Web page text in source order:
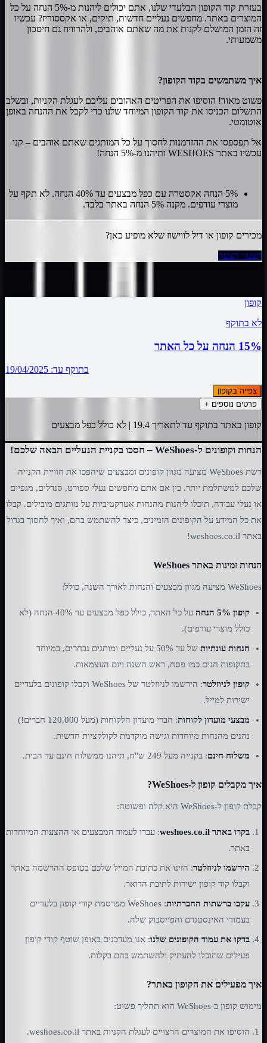
בעזרת קוד הקופון הבלעדי שלנו, אתם יכולים ליהנות מ-5% הנחה על כל
המוצרים באתר. מחפשים נעליים חדשות, תיקים, או אקססוריז? עכשיו
זה הזמן המושלם לקנות את מה שאתם אוהבים, ולהרוויח גם חיסכון
משמעותי.
איך משתמשים בקוד הקופון?
פשוט מאוד! הוסיפו את הפריטים האהובים עליכם לעגלת הקניות, ובשלב
התשלום הכניסו את קוד הקופון המיוחד שלנו כדי לקבל את ההנחה באופן
אוטומטי.
אל תפספסו את ההזדמנות לחסוך על כל המותגים שאתם אוהבים – קנו
עכשיו באתר WESHOES ותיהנו מ-5% הנחה!
5% הנחה אקסטרה עם כפל מבצעים עד 40% הנחה. לא תקף על
מוצרי עודפים. מקנה 5% הנחה באתר בלבד.
מכירים קופון או דיל לווישוז שלא מופיע כאן?
הצע/י הצעה
קופון
לא בתוקף
15% הנחה על כל האתר
בתוקף עד: 19/04/2025
צפייה בקופון
פרטים נוספים +
קופון באתר בתוקף עד לתאריך 19.4 | לא כולל כפל מבצעים
הנחות וקופונים ל-WeShoes – חסכו בקניית הנעליים הבאה שלכם!
רשת WeShoes מציעה מגוון קופונים ומבצעים שיהפכו את חוויית הקנייה
שלכם למשתלמת יותר. בין אם אתם מחפשים נעלי ספורט, סנדלים, מגפיים
או נעלי עבודה, תוכלו ליהנות מהנחות אטרקטיביות על מותגים מובילים. קבלו
את כל המידע על הקופונים הזמינים, כיצד להשתמש בהם, ואיך לחסוך בגדול
באתר weshoes.co.il!
הנחות זמינות באתר WeShoes
WeShoes מציעה מגוון מבצעים והנחות לאורך השנה, כולל:
קופון 5% הנחה
על כל האתר, כולל כפל מבצעים עד 40% הנחה (לא
כולל מוצרי עודפים).
הנחות עונתיות
של עד 50% על נעליים ומותגים נבחרים, במיוחד
בתקופות חגים כמו פסח, ראש השנה ויום העצמאות.
קופון לניוזלטר
: הירשמו לניוזלטר של WeShoes וקבלו קופונים בלעדיים
ישירות למייל.
מבצעי מועדון לקוחות
: חברי מועדון הלקוחות (מעל 120,000 חברים!)
נהנים מהנחות מיוחדות וגישה מוקדמת לקולקציות חדשות.
משלוח חינם: בקנייה מעל 249 ש"ח, תיהנו ממשלוח חינם עד הבית.
איך מקבלים קופון ל-WeShoes?
קבלת קופון ל-WeShoes היא קלה ופשוטה:
בקרו באתר weshoes.co.il
: עברו לעמוד המבצעים או ההצעות המיוחדות
באתר.
הירשמו לניוזלטר: הזינו את כתובת המייל שלכם בטופס ההרשמה באתר
וקבלו קוד קופון ישירות לתיבת הדואר.
עקבו ברשתות החברתיות
: WeShoes מפרסמת קודי קופון בלעדיים
בעמודי האינסטגרם והפייסבוק שלה.
בדקו את עמוד הקופונים שלנו: אנו מעדכנים באופן שוטף קודי קופון
פעילים שתוכלו להעתיק ולהשתמש בהם בקלות.
איך מפעילים את הקופון באתר?
מימוש קופון ב-WeShoes הוא תהליך פשוט:
הוסיפו את המוצרים הרצויים לעגלת הקניות באתר weshoes.co.il.